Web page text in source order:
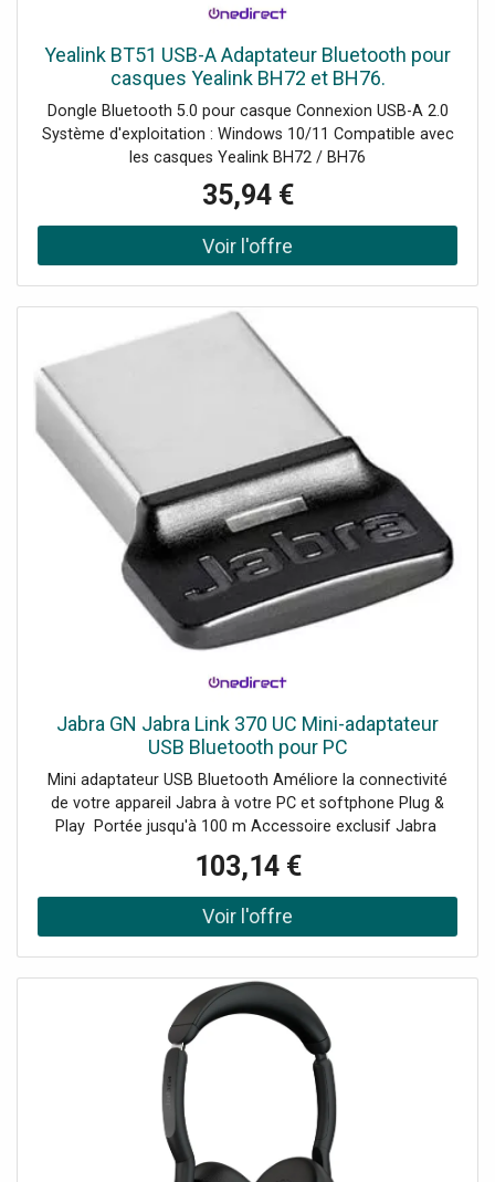
Yealink BT51 USB-A Adaptateur Bluetooth pour
casques Yealink BH72 et BH76.
Dongle Bluetooth 5.0 pour casque Connexion USB-A 2.0
Système d'exploitation : Windows 10/11 Compatible avec
les casques Yealink BH72 / BH76
35,94 €
Jabra GN Jabra Link 370 UC Mini-adaptateur
USB Bluetooth pour PC
Mini adaptateur USB Bluetooth Améliore la connectivité
de votre appareil Jabra à votre PC et softphone Plug &
Play Portée jusqu'à 100 m Accessoire exclusif Jabra
+ et le Stealth
103,14 €